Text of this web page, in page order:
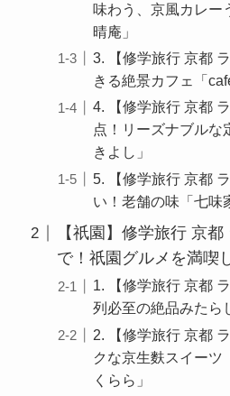
味わう、京風カレー
晴庵」
3. 【修学旅行 京都
きる絶景カフェ「
4. 【修学旅行 京都
点！リーズナブルな
きよし」
5. 【修学旅行 京都
い！老舗の味「七味
【祇園】修学旅行 京
で！祇園グルメを満喫
1. 【修学旅行 京都
列必至の絶品みたら
2. 【修学旅行 京都
クな京生麩スイーツ
くらら」